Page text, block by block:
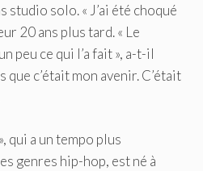
studio solo. « J’ai été choqué
20 ans plus tard. « Le
peu ce qui l’a fait », a-t-il
que c’était mon avenir. C’était
qui a un tempo plus
genres hip-hop, est né à